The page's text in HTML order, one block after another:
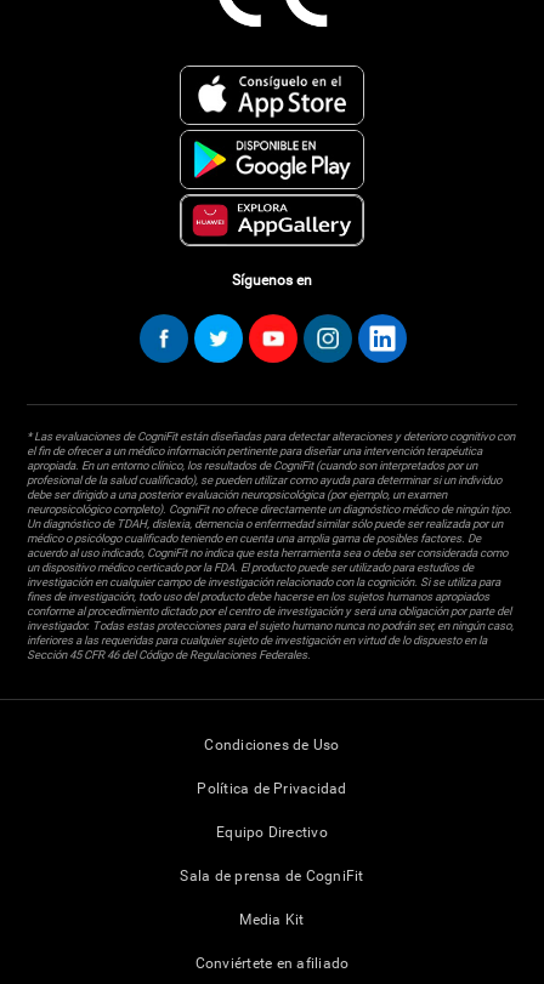
Síguenos en
* Las evaluaciones de CogniFit están diseñadas para detectar alteraciones y deterioro cognitivo con
el fin de ofrecer a un médico información pertinente para diseñar una intervención terapéutica
apropiada. En un entorno clínico, los resultados de CogniFit (cuando son interpretados por un
profesional de la salud cualificado), se pueden utilizar como ayuda para determinar si un individuo
debe ser dirigido a una posterior evaluación neuropsicológica (por ejemplo, un examen
neuropsicológico completo). CogniFit no ofrece directamente un diagnóstico médico de ningún tipo.
Un diagnóstico de TDAH, dislexia, demencia o enfermedad similar sólo puede ser realizada por un
médico o psicólogo cualificado teniendo en cuenta una amplia gama de posibles factores. De
acuerdo al uso indicado, CogniFit no indica que esta herramienta sea o deba ser considerada como
un dispositivo médico certicado por la FDA. El producto puede ser utilizado para estudios de
investigación en cualquier campo de investigación relacionado con la cognición. Si se utiliza para
fines de investigación, todo uso del producto debe hacerse en los sujetos humanos apropiados
conforme al procedimiento dictado por el centro de investigación y será una obligación por parte del
investigador. Todas estas protecciones para el sujeto humano nunca no podrán ser, en ningún caso,
inferiores a las requeridas para cualquier sujeto de investigación en virtud de lo dispuesto en la
Sección 45 CFR 46 del Código de Regulaciones Federales.
Condiciones de Uso
Política de Privacidad
Equipo Directivo
Sala de prensa de CogniFit
Media Kit
Conviértete en afiliado